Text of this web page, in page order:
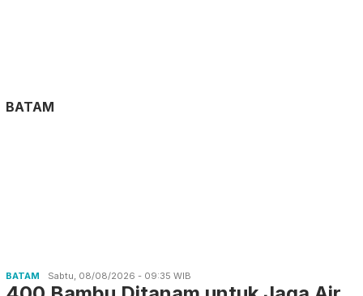
BATAM
BATAM Sabtu, 08/08/2026 - 09:35 WIB